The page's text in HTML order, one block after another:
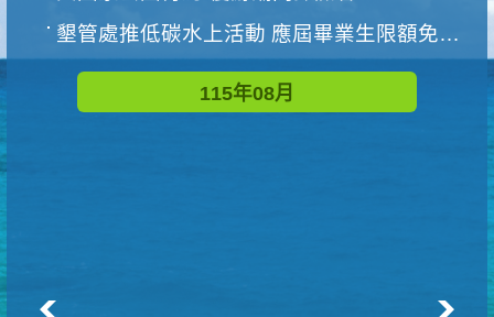
墾管處推低碳水上活動 應屆畢業生限額免費參加
115年08月